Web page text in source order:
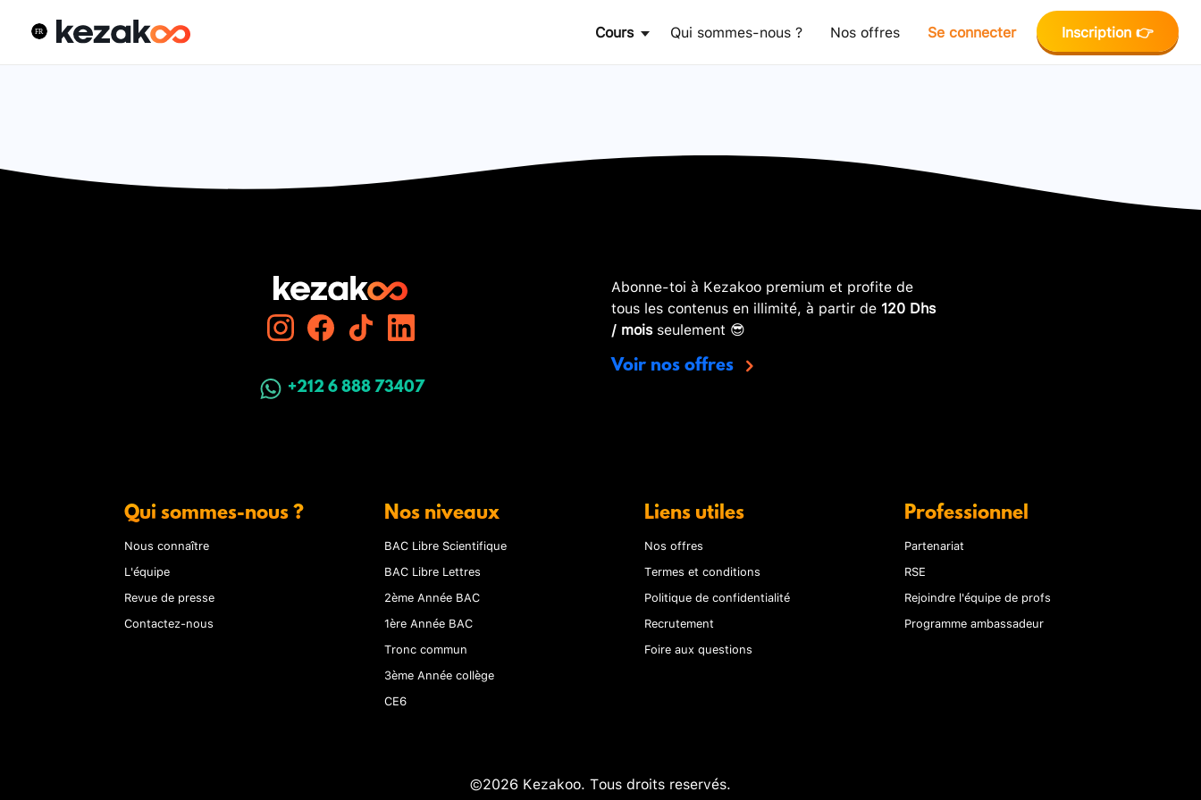
Cours Qui sommes-nous ? Nos offres Se connecter Inscription 👉
+212 6 888 73407
Abonne-toi à Kezakoo premium et profite de
tous les contenus en illimité, à partir de 120 Dhs
/ moisseulement 😎
Voir nos offres
Qui sommes-nous ?
Nous connaître
L'équipe
Revue de presse
Contactez-nous
Nos niveaux
BAC Libre Scientifique
BAC Libre Lettres
2ème Année BAC
1ère Année BAC
Tronc commun
3ème Année collège
CE6
Liens utiles
Nos offres
Termes et conditions
Politique de confidentialité
Recrutement
Foire aux questions
Professionnel
Partenariat
RSE
Rejoindre l'équipe de profs
Programme ambassadeur
©2026 Kezakoo. Tous droits reservés.